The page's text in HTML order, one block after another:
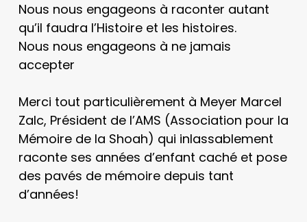
Nous nous engageons à raconter autant
qu’il faudra l’Histoire et les histoires.
Nous nous engageons à ne jamais
accepter
Merci tout particulièrement à Meyer Marcel
Zalc, Président de l’AMS (Association pour la
Mémoire de la Shoah) qui inlassablement
raconte ses années d’enfant caché et pose
des pavés de mémoire depuis tant
d’années!